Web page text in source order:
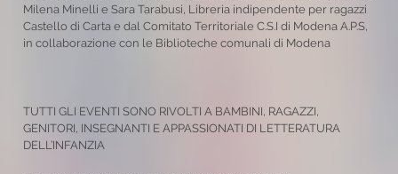
Milena Minelli e Sara Tarabusi, Libreria indipendente per ragazzi
Castello di Carta e dal Comitato Territoriale C.S.I di Modena A.P.S,
in collaborazione con le Biblioteche comunali di Modena
TUTTI GLI EVENTI SONO RIVOLTI A BAMBINI, RAGAZZI,
GENITORI, INSEGNANTI E APPASSIONATI DI LETTERATURA
DELL’INFANZIA